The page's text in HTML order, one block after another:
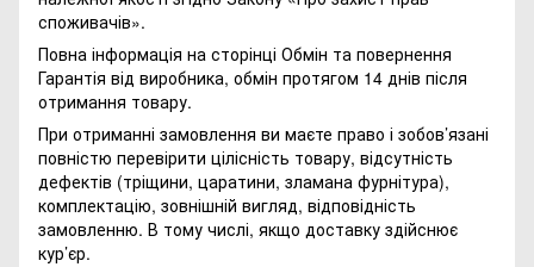
споживачів».
Повна інформація на сторінці Обмін та повернення
Гарантія від виробника, обмін протягом 14 днів після
отримання товару.
При отриманні замовлення ви маєте право і зобов’язані
повністю перевірити цілісність товару, відсутність
дефектів (тріщини, царатини, зламана фурнітура),
комплектацію, зовнішній вигляд, відповідність
замовленню. В тому числі, якщо доставку здійснює
кур’єр.